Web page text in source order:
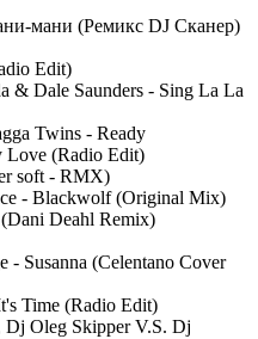
мани (Ремикс DJ Сканер)
Edit)
& Dale Saunders - Sing La La
Twins - Ready
Love (Radio Edit)
soft - RMX)
- Blackwolf (Original Mix)
Deahl Remix)
- Susanna (Celentano Cover
Time (Radio Edit)
Dj Oleg Skipper V.S. Dj